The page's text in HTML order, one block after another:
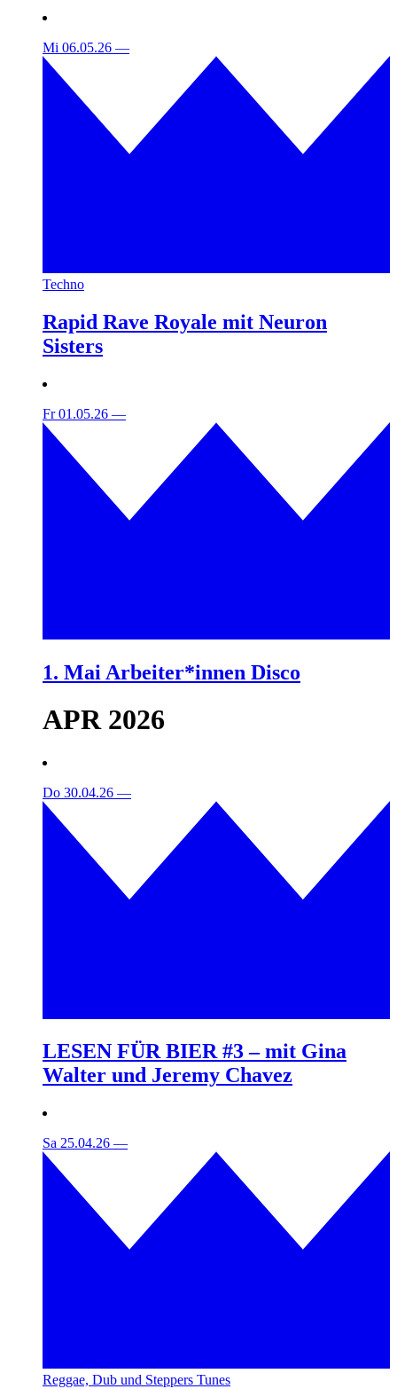
Mi 06.05.26 —
Techno
Rapid Rave Royale mit Neuron
Sisters
Fr 01.05.26 —
1. Mai Arbeiter*innen Disco
APR 2026
Do 30.04.26 —
LESEN FÜR BIER #3 – mit Gina
Walter und Jeremy Chavez
Sa 25.04.26 —
Reggae, Dub und Steppers Tunes